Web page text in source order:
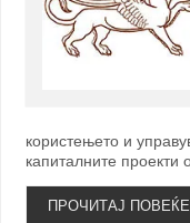
користењето и
капиталните проекти
ПРОЧИТАЈ ПОВЕЌЕ